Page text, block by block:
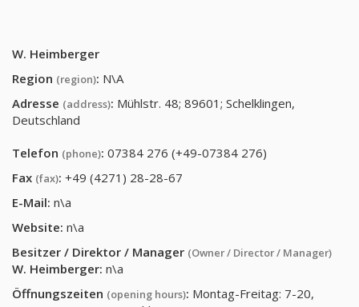
W. Heimberger
Region (region): N\A
Adresse (address): Mühlstr. 48; 89601; Schelklingen,
Deutschland
Telefon (phone): 07384 276 (+49-07384 276)
Fax (fax): +49 (4271) 28-28-67
E-Mail: n\a
Website: n\a
Besitzer / Direktor / Manager (Owner / Director / Manager)
W. Heimberger: n\a
Öffnungszeiten (opening hours): Montag-Freitag: 7-20,